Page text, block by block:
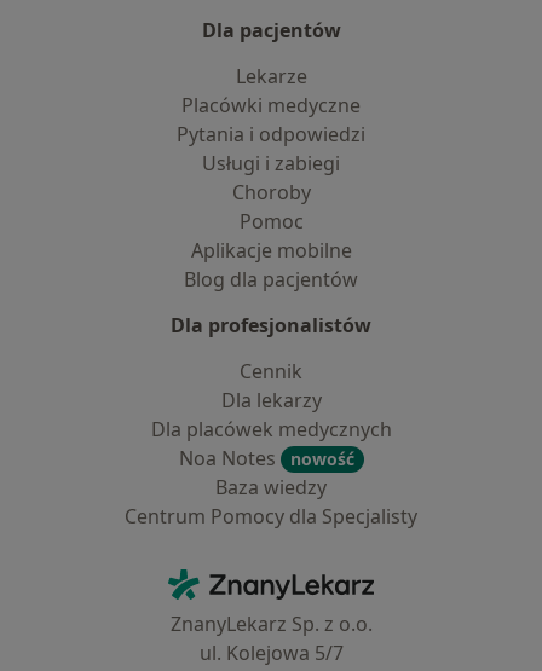
Dla pacjentów
Lekarze
Placówki medyczne
Pytania i odpowiedzi
Usługi i zabiegi
Choroby
Pomoc
Aplikacje mobilne
Blog dla pacjentów
Dla profesjonalistów
Cennik
Dla lekarzy
Dla placówek medycznych
Noa Notes
nowość
Baza wiedzy
Centrum Pomocy dla Specjalisty
ZnanyLekarz - Strona główna
ZnanyLekarz Sp. z o.o.
ul. Kolejowa 5/7